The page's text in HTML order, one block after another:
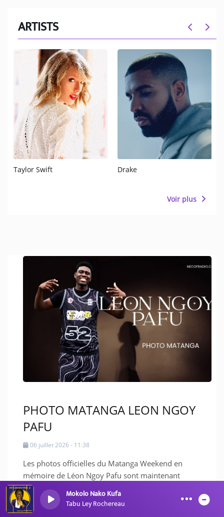
Mokolo Nako Kufa
Tabu Ley Rochereau
ARTISTS
Taylor Swift Drake
Voir plus
PHOTO MATANGA LEON NGOY
PAFU
06 juillet 2026 - 11:38
Les photos officielles du Matanga Weekend en
mémoire de Léon Ngoy Pafu sont maintenant
disponibles. Merci à toutes les personnes qui ont
participé à ce moment de...